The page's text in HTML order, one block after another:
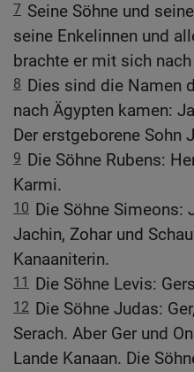
7 Seine Söhne und
seine Enkelinnen und
brachte er mit sich
8 Dies sind die Namen
nach Ägypten kamen:
Der erstgeborene Sohn
9 Die Söhne Rubens:
Karmi.
10 Die Söhne Simeons:
Jachin, Zohar und
Kanaaniterin.
11 Die Söhne Levis:
12 Die Söhne Judas:
Serach. Aber Ger und
Lande Kanaan. Die